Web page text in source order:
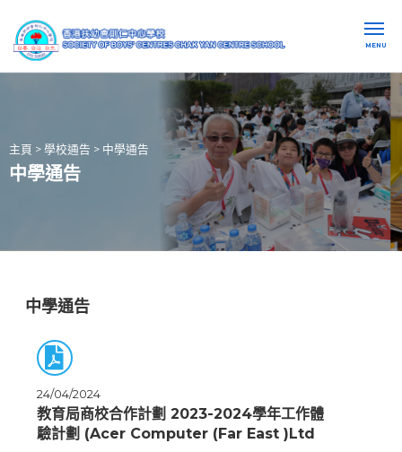
MENU
主頁 > 學校通告 > 中學通告
中學通告
中學通告
24/04/2024
教育局商校合作計劃 2023-2024學年工作體
驗計劃 (Acer Computer (Far East )Ltd